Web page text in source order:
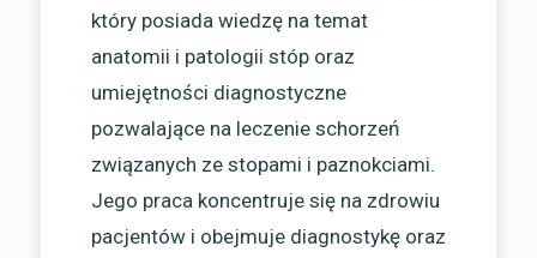
który posiada wiedzę na temat
anatomii i patologii stóp oraz
umiejętności diagnostyczne
pozwalające na leczenie schorzeń
związanych ze stopami i paznokciami.
Jego praca koncentruje się na zdrowiu
pacjentów i obejmuje diagnostykę oraz